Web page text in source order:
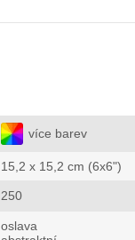
více barev
15,2 x 15,2 cm (6x6")
250
oslava